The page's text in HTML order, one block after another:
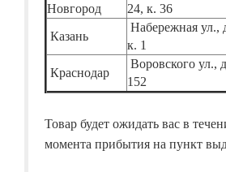
Новгород
24, к. 36
Казань
Набережная ул.,
к. 1
Краснодар
Воровского ул.,
152
Товар будет ожидать вас в
момента прибытия на пункт